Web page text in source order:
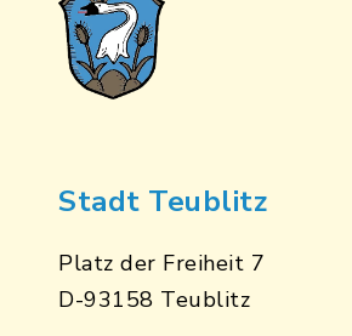
Stadt Teublitz
Platz der Freiheit 7
D-93158 Teublitz